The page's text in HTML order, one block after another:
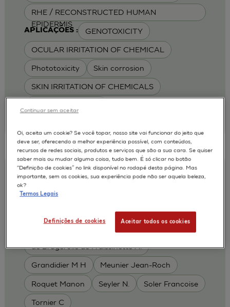
RHE / RECONSTRUCTED HUMAN
EPIDERMIS
APLICAÇÕES : GENOTOXICITY
OCULAR IRRITATION OF CHEMICAL
Phototoxicity Skin corrosion
SKIN IRRITATION OF CHEMICALS
de Brugerolle de Fraissinette A.
Grandidier M H Meunier Jean-Roch
Roquet Manon Seyler N. Soler Francoise
Tornier C
An Evaluation of the EpiSkinTM and
SkinEthicTM RHE test methods for
predicting dermal toxicity using OECD
Oi, aceita um cookie? Se você topar, nosso site vai funcionar do jeito que
deve ser, oferecendo a melhor experiência possível, com conteúdos,
recursos de redes sociais, produtos e serviços que são a sua cara. Se quiser
saber mais ou mudar alguma coisa, tudo bem. É só clicar no botão
“Definição de cookies” no link disponível no rodapé desta página. Mas
importante, sem os cookies, sua experiência pode não ser aquela beleza,
ok?
Termos Legais
Definições de cookies Aceitar todos os cookies
Continuar sem aceitar